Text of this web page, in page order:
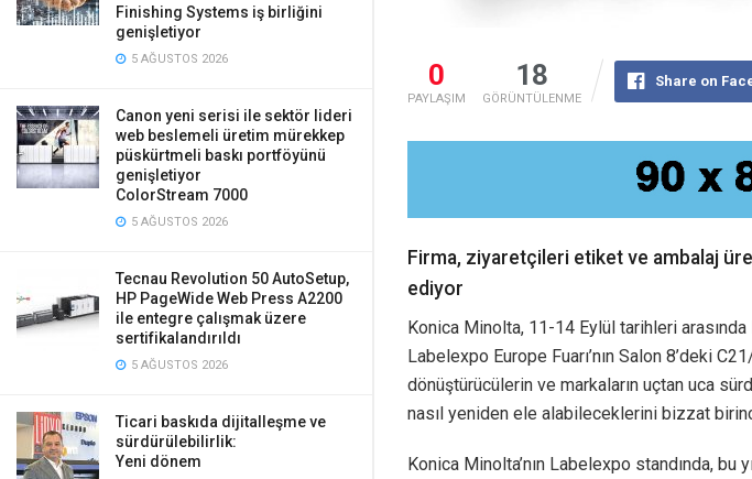
Finishing Systems iş birliğini
genişletiyor
5 AĞUSTOS 2026
Canon yeni serisi ile sektör lideri
web beslemeli üretim mürekkep
püskürtmeli baskı portföyünü
genişletiyor
ColorStream 7000
5 AĞUSTOS 2026
Tecnau Revolution 50 AutoSetup,
HP PageWide Web Press A2200
ile entegre çalışmak üzere
sertifikalandırıldı
5 AĞUSTOS 2026
Ticari baskıda dijitalleşme ve
sürdürülebilirlik:
Yeni dönem
0
PAYLAŞIM
18
GÖRÜNTÜLENME
Share on
Firma, ziyaretçileri etiket ve ambalaj
ediyor
Konica Minolta, 11-14 Eylül tarihleri
Labelexpo Europe Fuarı’nın Salon 8’deki
dönüştürücülerin ve markaların uçtan uca
nasıl yeniden ele alabileceklerini bizzat
Konica Minolta’nın Labelexpo standında, bu